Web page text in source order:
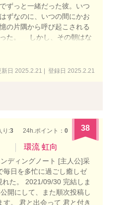
ずっと一緒だった彼。いつ
ずなのに、いつの間にかお
の片隅から呼び起こされる
った。 しかし、その朝はな
何をしているのだろう。私
か—そんなことをぼんやり
れば見つからない確かなも
はもちろん、頭の片隅に残
ようでいて、本当は必然な
きた。ここから先もきっと
語を形作っていくのだ。 こ
直していく物語。幼馴染と
だ知る由もなかった。
日 2025.2.21 | 登録日 2025.2.21
り:3 24h.ポイント： 0 38
環流 虹向
ディングノート [主人公]采
毎日を多忙に過ごし癒しゼ
た。 2021/09/30 完結しま
開にして、また順次投稿し
。 君と出会って 君と付き